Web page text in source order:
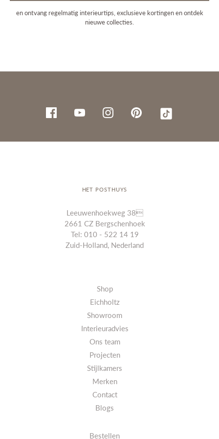
en ontvang regelmatig interieurtips, exclusieve kortingen en ontdek
nieuwe collecties.
HET POSTHUYS
Leeuwenhoekweg 38
2661 CZ Bergschenhoek
Tel: 010 - 522 14 19
Zuid-Holland, Nederland
Shop
Eichholtz
Showroom
Interieuradvies
Ons team
Projecten
Stijlkamers
Merken
Contact
Blogs
Bestellen